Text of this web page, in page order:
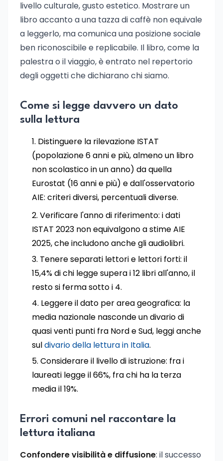
livello culturale, gusto estetico. Mostrare un
libro accanto a una tazza di caffè non equivale
a leggerlo, ma comunica una posizione sociale
ben riconoscibile e replicabile. Il libro, come la
palestra o il viaggio, è entrato nel repertorio
degli oggetti che dichiarano chi siamo.
Come si legge davvero un dato
sulla lettura
Distinguere la rilevazione ISTAT
(popolazione 6 anni e più, almeno un libro
non scolastico in un anno) da quella
Eurostat (16 anni e più) e dall'osservatorio
AIE: criteri diversi, percentuali diverse.
Verificare l'anno di riferimento: i dati
ISTAT 2023 non equivalgono a stime AIE
2025, che includono anche gli audiolibri.
Tenere separati lettori e lettori forti: il
15,4% di chi legge supera i 12 libri all'anno, il
resto si ferma sotto i 4.
Leggere il dato per area geografica: la
media nazionale nasconde un divario di
quasi venti punti fra Nord e Sud, leggi anche
suldivario della lettura in Italia.
Considerare il livello di istruzione: fra i
laureati legge il 66%, fra chi ha la terza
media il 19%.
Errori comuni nel raccontare la
lettura italiana
Confondere visibilità e diffusione: il successo